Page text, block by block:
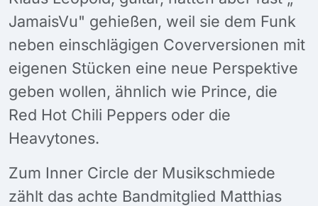
JamaisVu" gehießen, weil sie dem Funk
neben einschlägigen Coverversionen mit
eigenen Stücken eine neue Perspektive
geben wollen, ähnlich wie Prince, die
Red Hot Chili Peppers oder die
Heavytones.
Zum Inner Circle der Musikschmiede
zählt das achte Bandmitglied Matthias